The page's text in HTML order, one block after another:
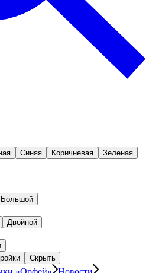
Синяя Коричневая Зеленая
Большой
Двойной
Скрыть